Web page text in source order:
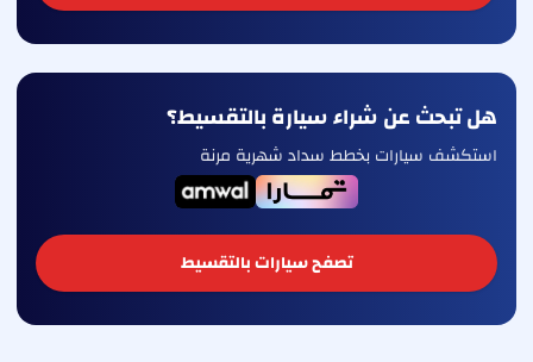
هل تبحث عن شراء سيارة بالتقسيط؟
استكشف سيارات بخطط سداد شهرية مرنة
تصفح سيارات بالتقسيط